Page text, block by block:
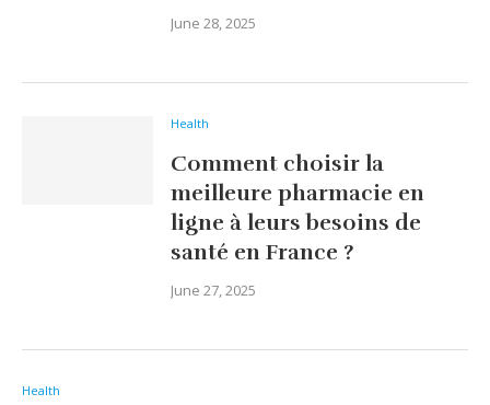
June 28, 2025
Health
Comment choisir la
meilleure pharmacie en
ligne à leurs besoins de
santé en France ?
June 27, 2025
Health